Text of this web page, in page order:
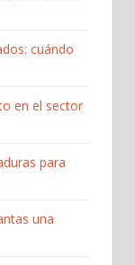
cuándo
en el sector
para
una